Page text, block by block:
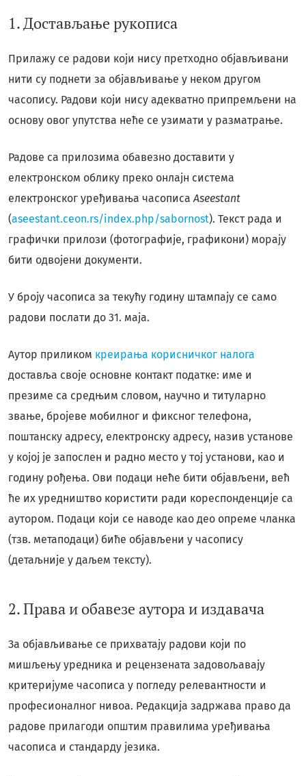
1. Достављање рукописа
Прилажу се радови који нису претходно објављивани
нити су поднети за објављивање у неком другом
часопису. Радови који нису адекватно припремљени на
основу овог упутства неће се узимати у разматрање.
Радове са прилозима обавезно доставити у
електронском облику преко онлајн система
електронског уређивања часописаAseestant
(aseestant.ceon.rs/index.php/sabornost). Текст рада и
графички прилози (фотографије, графикони) морају
бити одвојени документи.
У броју часописа за текућу годину штампају се само
радови послати до 31. маја.
Аутор приликом креирања корисничког налога
доставља своје основне контакт податке: име и
презиме са средњим словом, научно и титуларно
звање, бројеве мобилног и фиксног телефона,
поштанску адресу, електронску адресу, назив установе
у којој је запослен и радно место у тој установи, као и
годину рођења. Ови подаци неће бити објављени, већ
ће их уредништво користити ради кореспонденције са
аутором. Подаци који се наводе као део опреме чланка
(тзв. метаподаци) биће објављени у часопису
(детаљније у даљем тексту).
2. Права и обавезе аутора и издавача
За објављивање се прихватају радови који по
мишљењу уредника и рецензената задовољавају
критеријуме часописа у погледу релевантности и
професионалног нивоа. Редакција задржава право да
радове прилагоди општим правилима уређивања
часописа и стандарду језика.